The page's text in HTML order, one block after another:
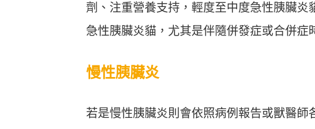
劑、注重營養支持，輕度至中度急性胰臟
急性胰臟炎貓，尤其是伴隨併發症或合併症
慢性胰臟炎
若是慢性胰臟炎則會依照病例報告或獸醫